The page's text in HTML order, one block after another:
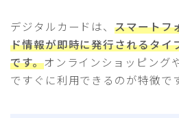
デジタルカードは、スマートフ
ド情報が即時に発行されるタイ
です。オンラインショッピング
ですぐに利用できるのが特徴です